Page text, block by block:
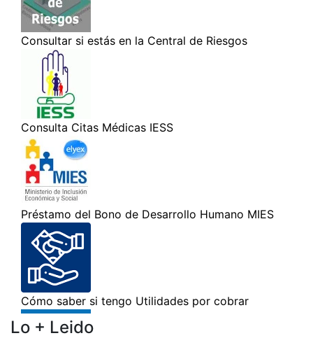
Lo + Leido